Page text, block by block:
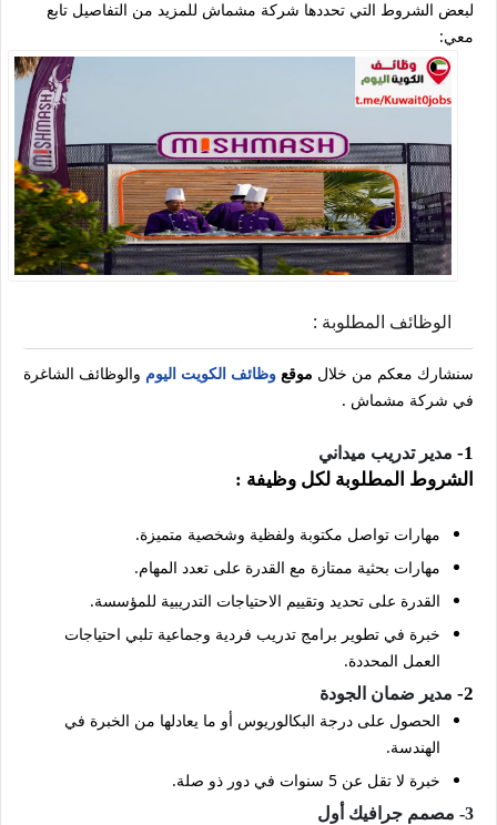
لبعض الشروط التي تحددها شركة مشماش للمزيد من التفاصيل تابع
معي:
الوظائف المطلوبة :
سنشارك معكم من خلال موقع وظائف الكويت اليوم والوظائف الشاغرة
في شركة مشماش .
1- مدير تدريب ميداني
الشروط المطلوبة لكل وظيفة :
مهارات تواصل مكتوبة ولفظية وشخصية متميزة.
مهارات بحثية ممتازة مع القدرة على تعدد المهام.
القدرة على تحديد وتقييم الاحتياجات التدريبية للمؤسسة.
خبرة في تطوير برامج تدريب فردية وجماعية تلبي احتياجات
العمل المحددة.
2-
مدير ضمان الجودة
الحصول على درجة البكالوريوس أو ما يعادلها من الخبرة في
الهندسة.
خبرة لا تقل عن 5 سنوات في دور ذو صلة.
3- مصمم جرافيك أول